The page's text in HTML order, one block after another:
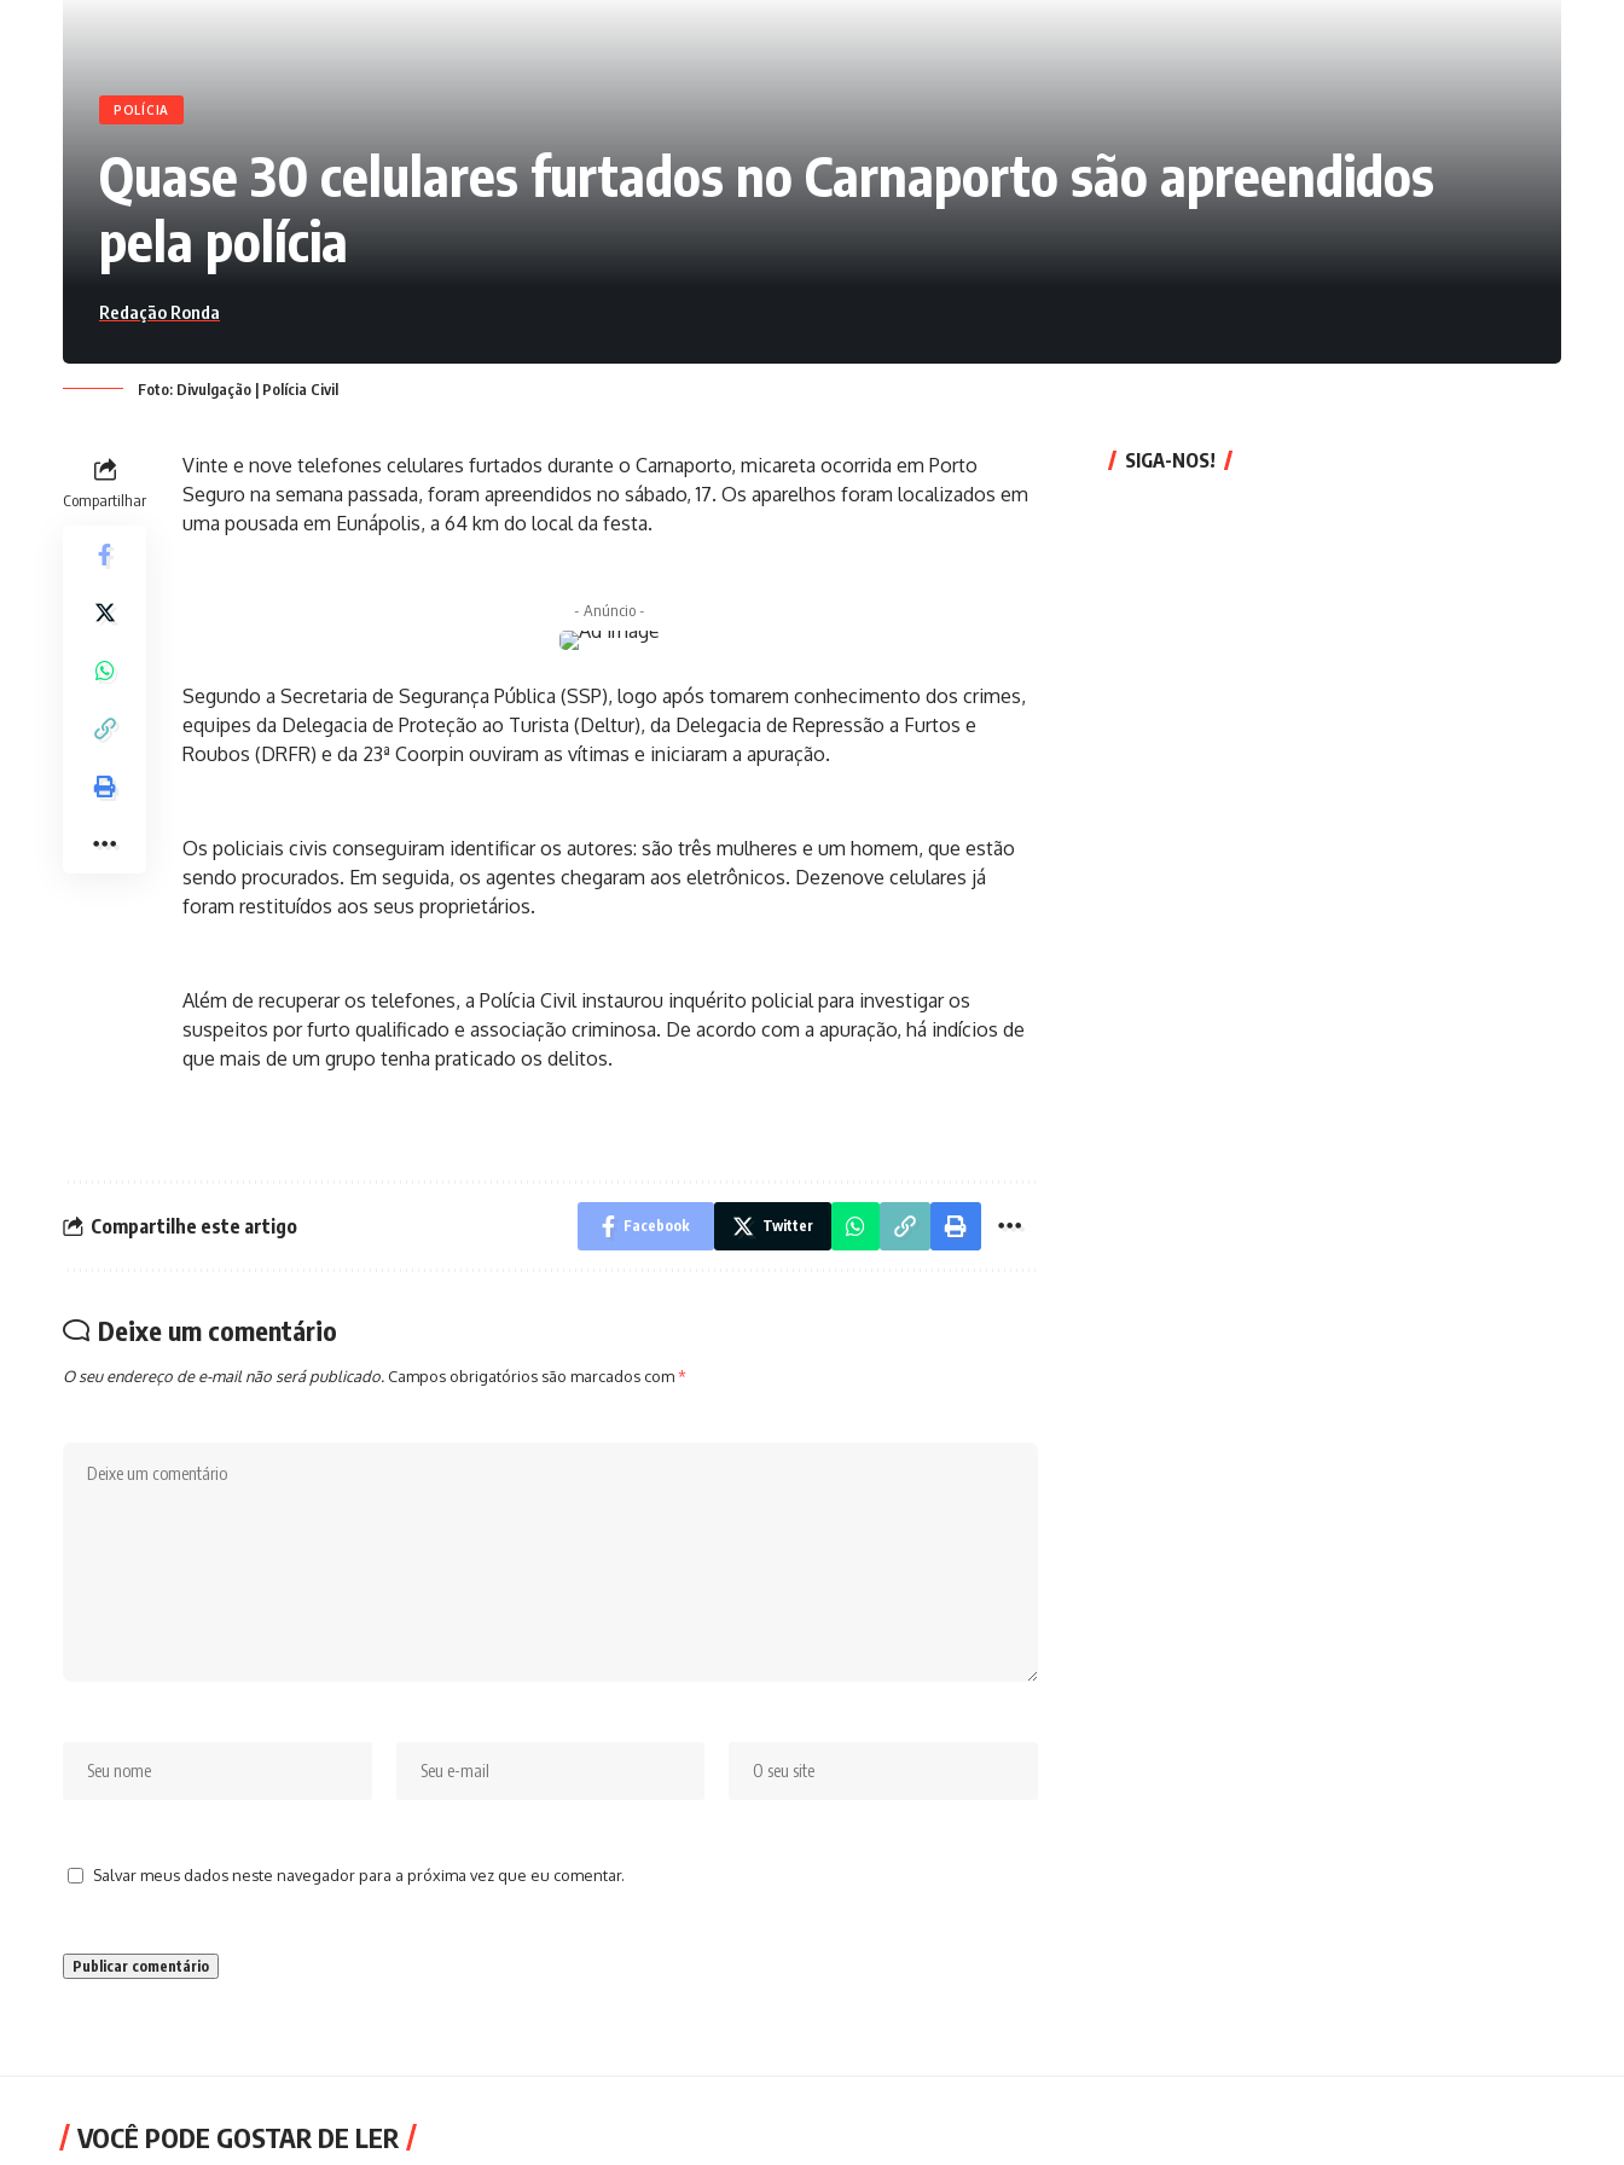
POLÍCIA
Quase 30 celulares furtados no Carnaporto são apreendidos
pela polícia
Redação Ronda
Foto: Divulgação | Polícia Civil
Compartilhar
Vinte e nove telefones celulares furtados durante o Carnaporto, micareta ocorrida em Porto
Seguro na semana passada, foram apreendidos no sábado, 17. Os aparelhos foram localizados em
uma pousada em Eunápolis, a 64 km do local da festa.
- Anúncio -
Segundo a Secretaria de Segurança Pública (SSP), logo após tomarem conhecimento dos crimes,
equipes da Delegacia de Proteção ao Turista (Deltur), da Delegacia de Repressão a Furtos e
Roubos (DRFR) e da 23ª Coorpin ouviram as vítimas e iniciaram a apuração.
Os policiais civis conseguiram identificar os autores: são três mulheres e um homem, que estão
sendo procurados. Em seguida, os agentes chegaram aos eletrônicos. Dezenove celulares já
foram restituídos aos seus proprietários.
Além de recuperar os telefones, a Polícia Civil instaurou inquérito policial para investigar os
suspeitos por furto qualificado e associação criminosa. De acordo com a apuração, há indícios de
que mais de um grupo tenha praticado os delitos.
Compartilhe este artigo Facebook Twitter
Deixe um comentário
O seu endereço de e-mail não será publicado. Campos obrigatórios são marcados com*
Salvar meus dados neste navegador para a próxima vez que eu comentar.
SIGA-NOS!
VOCÊ PODE GOSTAR DE LER